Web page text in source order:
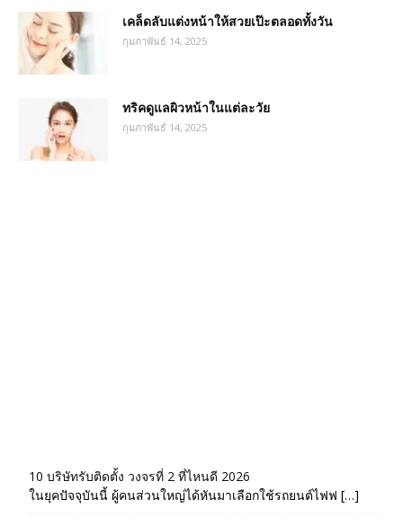
เคล็ดลับแต่งหน้าให้สวยเป๊ะตลอดทั้งวัน
กุมภาพันธ์ 14, 2025
ทริคดูแลผิวหน้าในแต่ละวัย
กุมภาพันธ์ 14, 2025
10 บริษัทรับติดตั้ง วงจรที่ 2 ที่ไหนดี 2026
ในยุคปัจจุบันนี้ ผู้คนส่วนใหญ่ได้หันมาเลือกใช้รถยนต์ไฟฟ […]